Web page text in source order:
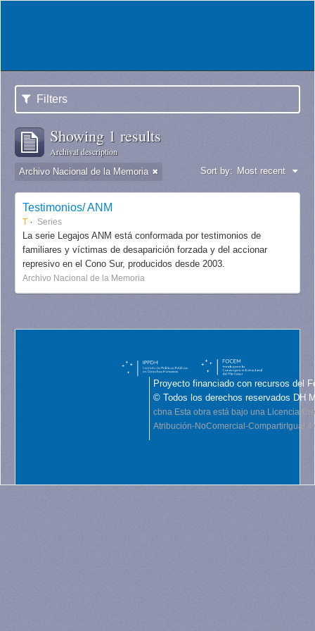
Filters
Showing 1 results
Archival description
Archivo Nacional de la Memoria Sort by: Most recent
Testimonios/ ANM
T Series
La serie Legajos ANM está conformada por testimonios de
familiares y víctimas de desaparición forzada y del accionar
represivo en el Cono Sur, producidos desde 2003.
Archivo Nacional de la Memoria
Proyecto financiado con recursos del
© Todos los derechos reservados DH
cbna Esta obra está bajo una Licencia
Atribución-NoComercial-CompartirIgual